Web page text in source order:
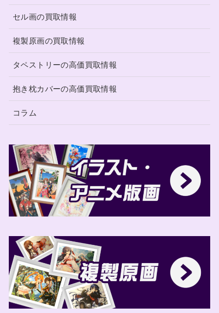
セル画の買取情報
複製原画の買取情報
タペストリーの高価買取情報
抱き枕カバーの高価買取情報
コラム